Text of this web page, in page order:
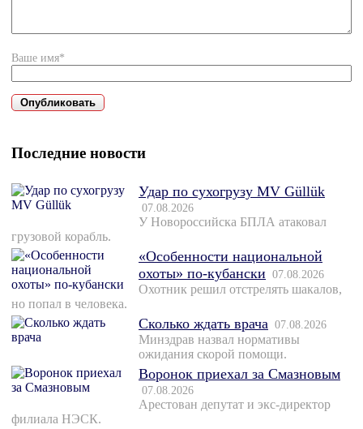
Ваше имя*
Последние новости
Удар по сухогрузу MV Güllük
07.08.2026
У Новороссийска БПЛА атаковал
грузовой корабль.
«Особенности национальной
охоты» по-кубански 07.08.2026
Охотник решил отстрелять шакалов,
но попал в человека.
Сколько ждать врача 07.08.2026
Минздрав назвал нормативы
ожидания скорой помощи.
Воронок приехал за Смазновым
07.08.2026
Арестован депутат и экс-директор
филиала НЭСК.